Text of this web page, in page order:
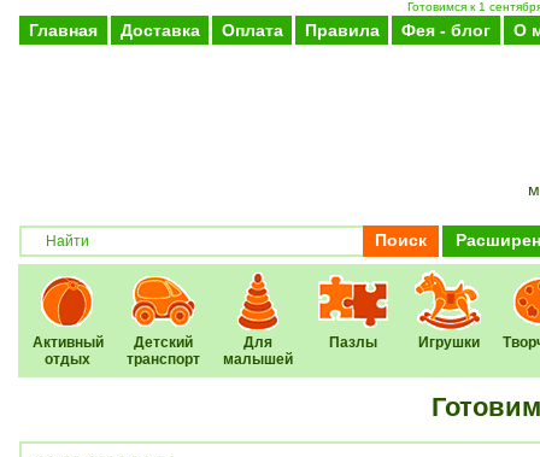
Готовимся к 1
Главная Доставка Оплата Правила Фея - блог О
Поиск
Активный
отдых
Детский
транспорт
Для
малышей
Пазлы Игрушки